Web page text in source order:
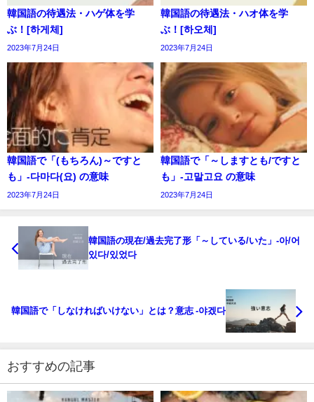
韓国語の待遇法・ハゲ体を学
ぶ！[하게체]
2023年7月24日
韓国語の待遇法・ハオ体を学
ぶ！[하오체]
2023年7月24日
韓国語で「(もちろん)～ですと
も」-다마다(요) の意味
2023年7月24日
韓国語で「～しますとも/ですと
も」-고말고요 の意味
2023年7月24日
韓国語の現在/過去完了形「～している/いた」-아/어
있다/있었다
韓国語で「しなければいけない」とは？意志 -야겠다
おすすめの記事